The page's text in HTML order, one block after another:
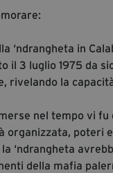
‘ndrangheta in
il 3 luglio 1975 da
rivelando la
nel tempo vi
poteri
‘ndrangheta
della mafia